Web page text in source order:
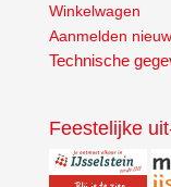
Winkelwagen
Aanmelden
Technische
Feestelijke